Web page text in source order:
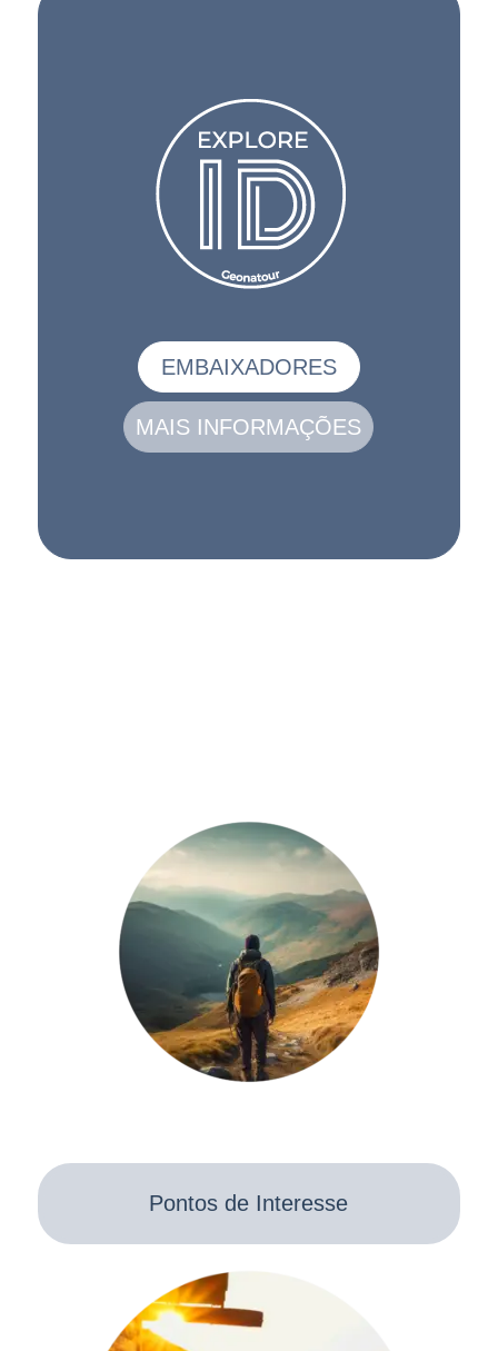
EMBAIXADORES
MAIS INFORMAÇÕES
Pontos de Interesse